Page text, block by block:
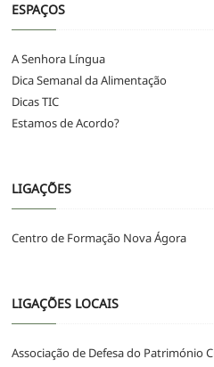
ESPAÇOS
A Senhora Língua
Dica Semanal da Alimentação
Dicas TIC
Estamos de Acordo?
LIGAÇÕES
Centro de Formação Nova Ágora
LIGAÇÕES LOCAIS
Associação de Defesa do Património